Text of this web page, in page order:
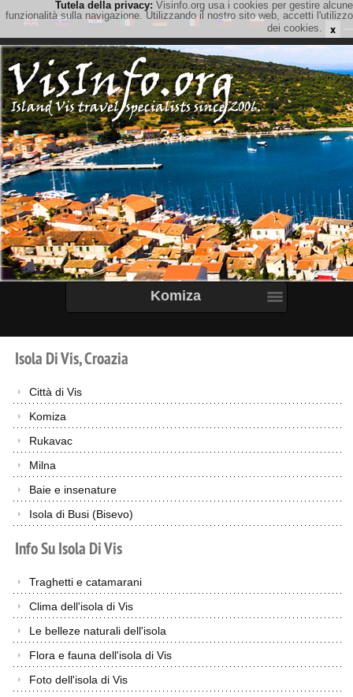
Tutela della privacy: Visinfo.org usa i cookies per gestire alcune
funzionalità sulla navigazione. Utilizzando il nostro sito web, accetti l'utilizzo
dei cookies.
x
Komiza
Isola DiVis,Croazia
Città di Vis
Komiza
Rukavac
Milna
Baie e insenature
Isola di Busi (Bisevo)
InfoSuIsola DiVis
Traghetti e catamarani
Clima dell'isola di Vis
Le belleze naturali dell'isola
Flora e fauna dell'isola di Vis
Foto dell'isola di Vis